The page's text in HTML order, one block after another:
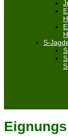
S-